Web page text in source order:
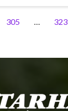
Sivu
305 … Sivu
323